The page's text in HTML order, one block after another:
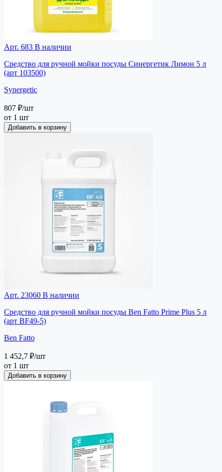
Арт. 683 В наличии
Средство для ручной мойки посуды Синергетик Лимон 5 л
(арт 103500)
Synergetic
807 ₽/шт
от 1 шт
Добавить в корзину
Арт. 23060 В наличии
Средство для ручной мойки посуды Ben Fatto Prime Plus 5 л
(арт BF49-5)
Ben Fatto
1 452,7 ₽/шт
от 1 шт
Добавить в корзину